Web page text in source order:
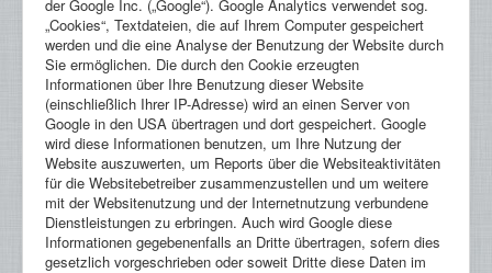
der Google Inc. („Google“). Google Analytics verwendet sog.
„Cookies“, Textdateien, die auf Ihrem Computer gespeichert
werden und die eine Analyse der Benutzung der Website durch
Sie ermöglichen. Die durch den Cookie erzeugten
Informationen über Ihre Benutzung dieser Website
(einschließlich Ihrer IP-Adresse) wird an einen Server von
Google in den USA übertragen und dort gespeichert. Google
wird diese Informationen benutzen, um Ihre Nutzung der
Website auszuwerten, um Reports über die Websiteaktivitäten
für die Websitebetreiber zusammenzustellen und um weitere
mit der Websitenutzung und der Internetnutzung verbundene
Dienstleistungen zu erbringen. Auch wird Google diese
Informationen gegebenenfalls an Dritte übertragen, sofern dies
gesetzlich vorgeschrieben oder soweit Dritte diese Daten im